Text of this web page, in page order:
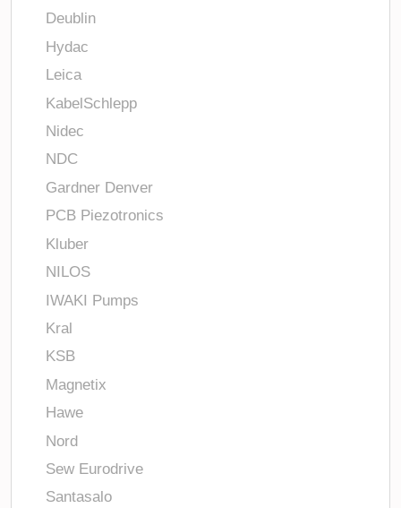
Deublin
Hydac
Leica
KabelSchlepp
Nidec
NDC
Gardner Denver
PCB Piezotronics
Kluber
NILOS
IWAKI Pumps
Kral
KSB
Magnetix
Hawe
Nord
Sew Eurodrive
Santasalo